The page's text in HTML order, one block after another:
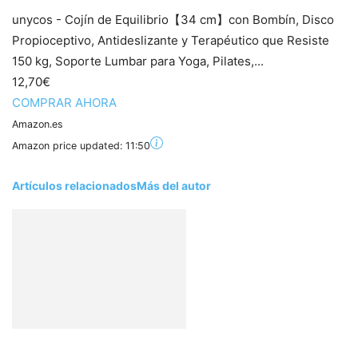
unycos - Cojín de Equilibrio【34 cm】con Bombín, Disco
Propioceptivo, Antideslizante y Terapéutico que Resiste
150 kg, Soporte Lumbar para Yoga, Pilates,...
12,70€
COMPRAR AHORA
Amazon.es
Amazon price updated: 11:50
Artículos relacionadosMás del autor